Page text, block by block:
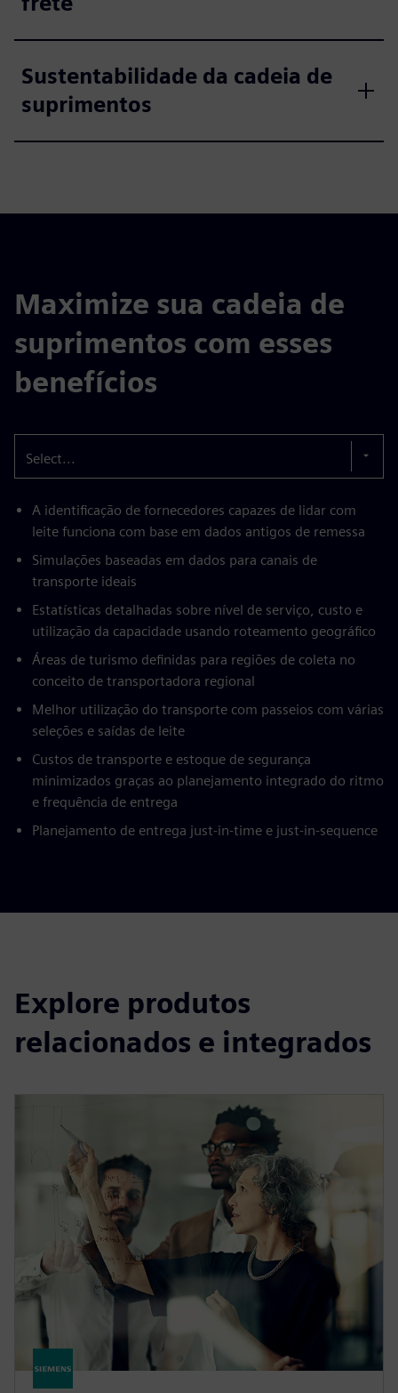
Sustentabilidade da cadeia de
suprimentos
Maximize sua cadeia de
suprimentos com esses
benefícios
Select...
A identificação de fornecedores capazes de lidar com
leite funciona com base em dados antigos de remessa
Simulações baseadas em dados para canais de
transporte ideais
Estatísticas detalhadas sobre nível de serviço, custo e
utilização da capacidade usando roteamento geográfico
Áreas de turismo definidas para regiões de coleta no
conceito de transportadora regional
Melhor utilização do transporte com passeios com várias
seleções e saídas de leite
Custos de transporte e estoque de segurança
minimizados graças ao planejamento integrado do ritmo
e frequência de entrega
Planejamento de entrega just-in-time e just-in-sequence
Explore produtos
relacionados e integrados